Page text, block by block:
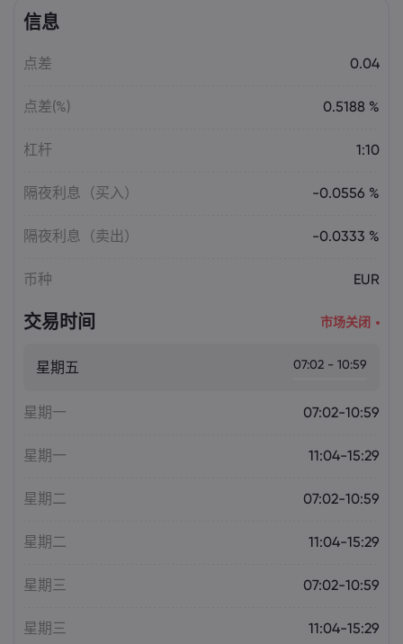
US-EU Relations: Russia Sanctions Unite
Emma Rose
Overheating, U.S. Trade Policy Risk
信息
点差 0.04
点差(%) 0.5188 %
杠杆 1:10
隔夜利息（买入） -0.0556 %
隔夜利息（卖出） -0.0333 %
币种 EUR
交易时间 市场关闭
星期五 07:02 - 10:59
星期一 07:02-10:59
星期一 11:04-15:29
星期二 07:02-10:59
星期二 11:04-15:29
星期三 07:02-10:59
星期三 11:04-15:29